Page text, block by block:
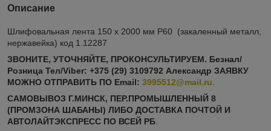
Описание
Шлифовальная лента 150 х 2000 мм Р60 (закаленный металл,
нержавейка) код 1.12287
ЗВОНИТЕ, УТОЧНЯЙТЕ, ПРОКОНСУЛЬТИРУЕМ. Безнал/
Розница Тел/Viber: +375 (29) 3109792 Александр ЗАЯВКУ
МОЖНО ОТПРАВИТЬ ПО Email: 3995512@mail.ru
САМОВЫВОЗ Г.МИНСК, ПЕР.ПРОМЫШЛЕННЫЙ 8
(ПРОМЗОНА ШАБАНЫ) ЛИБО ДОСТАВКА ПОЧТОЙ И
АВТОЛАЙТЭКСПРЕСС ПО ВСЕЙ РБ